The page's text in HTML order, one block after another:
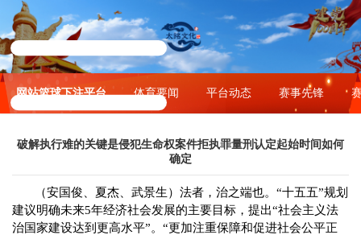
网站篮球下注平台 体育要闻 平台动态 赛事先锋
破解执行难的关键是侵犯生命权案件拒执罪量刑认定起始时间如何
确定
（安国俊、夏杰、武景生）法者，治之端也。 “十五五”规划
建议明确未来5年经济社会发展的主要目标，提出“社会主义法
治国家建设达到更高水平”。“更加注重保障和促进社会公平正